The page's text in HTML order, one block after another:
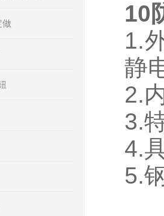
做
10
1.
静
2.
3.
4.
5.